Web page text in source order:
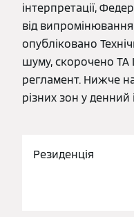
інтерпретації,
від
опубліковано
шуму, скорочено TA
регламент. Нижче
різних зон у денний
Резиденція